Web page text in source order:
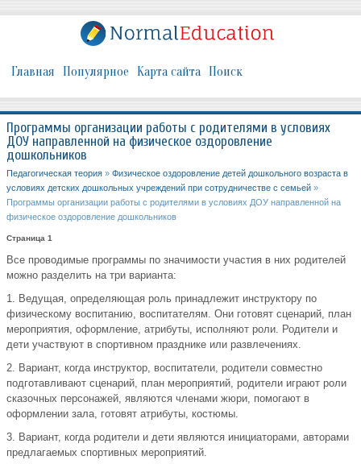
Главная Популярное Карта сайта Поиск
Программы организации работы с родителями в условиях
ДОУ направленной на физическое оздоровление
дошкольников
Педагогическая теория » Физическое оздоровление детей дошкольного возраста в
условиях детских дошкольных учреждений при сотрудничестве с семьей »
Программы организации работы с родителями в условиях ДОУ направленной на
физическое оздоровление дошкольников
Страница 1
Все проводимые программы по значимости участия в них родителей
можно разделить на три варианта:
1. Ведущая, определяющая роль принадлежит инструктору по
физическому воспитанию, воспитателям. Они готовят сценарий, план
мероприятия, оформление, атрибуты, исполняют роли. Родители и
дети участвуют в спортивном празднике или развлечениях.
2. Вариант, когда инструктор, воспитатели, родители совместно
подготавливают сценарий, план мероприятий, родители играют роли
сказочных персонажей, являются членами жюри, помогают в
оформлении зала, готовят атрибуты, костюмы.
3. Вариант, когда родители и дети являются инициаторами, авторами
предлагаемых спортивных мероприятий.